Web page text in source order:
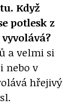
Když
potlesk z
a velmi si
nebo v
hřejivý